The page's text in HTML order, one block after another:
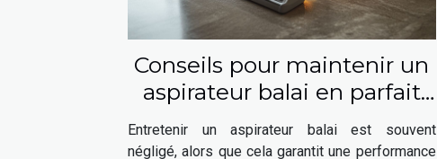
Conseils pour maintenir un
aspirateur balai en parfait
état
Entretenir un aspirateur balai est souvent
négligé, alors que cela garantit une performance